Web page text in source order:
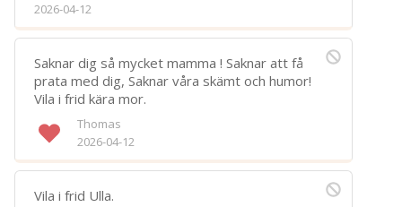
2026-04-12
Saknar dig så mycket mamma ! Saknar att få
prata med dig, Saknar våra skämt och humor!
Vila i frid kära mor.
Thomas
2026-04-12
Vila i frid Ulla.